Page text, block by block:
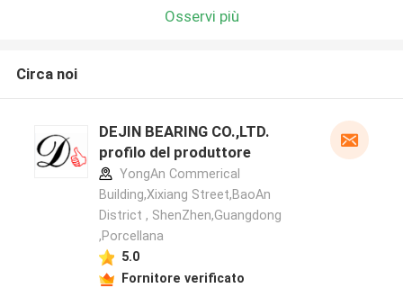
Osservi più
Circa noi
DEJIN BEARING CO.,LTD.
profilo del produttore
YongAn Commerical
Building,Xixiang Street,BaoAn
District , ShenZhen,Guangdong
,Porcellana
5.0
Fornitore verificato